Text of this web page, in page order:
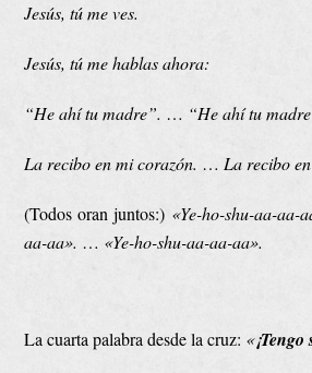
Jesús, tú me ves.
Jesús, tú me hablas ahora:
“He ahí tu madre”. … “He ahí tu
La recibo en mi corazón. … La recibo
(Todos oran juntos:) «Ye-ho-shu-aa-aa-
aa-aa». … «Ye-ho-shu-aa-aa-aa».
La cuarta palabra desde la cruz: «¡Tengo